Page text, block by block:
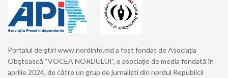
Portalul de știri www.nordinfo.md a fost fondat de Asociația
Obștească “VOCEA NORDULUI”, o asociație de media fondată în
aprilie 2024, de către un grup de jurnaliști din nordul Republicii